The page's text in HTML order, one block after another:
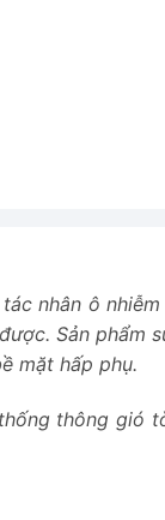
nhân ô
Sản phẩm
mặt hấp phụ.
thông gió